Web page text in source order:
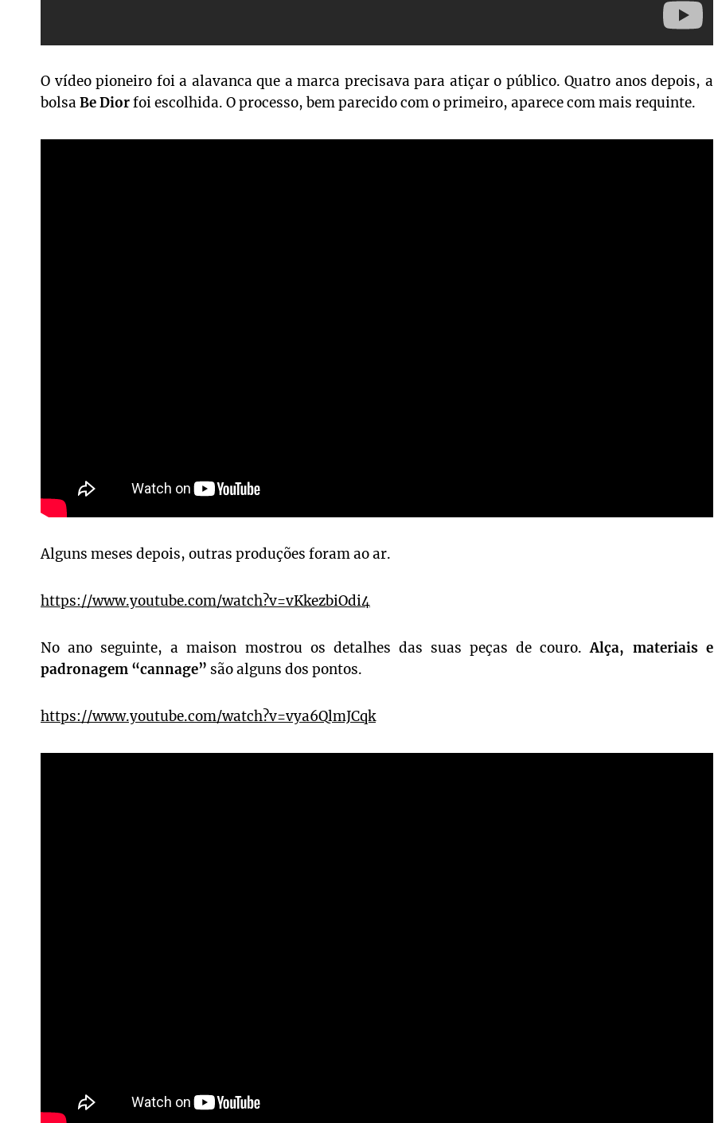
O vídeo pioneiro foi a alavanca que a marca precisava para atiçar o público. Quatro anos depois, a
bolsa Be Diorfoi escolhida. O processo, bem parecido com o primeiro, aparece com mais requinte.
Alguns meses depois, outras produções foram ao ar.
https://www.youtube.com/watch?v=vKkezbiOdi4
No ano seguinte, a maison mostrou os detalhes das suas peças de couro.Alça, materiais e
padronagem “cannage” são alguns dos pontos.
https://www.youtube.com/watch?v=vya6QlmJCqk